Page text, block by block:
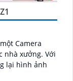
Camera
xưởng. Với
lại hình ảnh